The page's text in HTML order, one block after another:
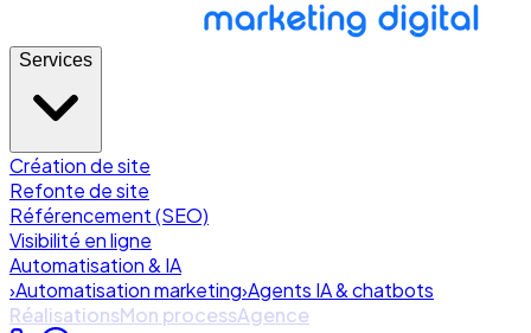
Services
Création de site
Refonte de site
Référencement (SEO)
Visibilité en ligne
Automatisation & IA
›Automatisation marketing›Agents IA & chatbots
RéalisationsMon processAgence